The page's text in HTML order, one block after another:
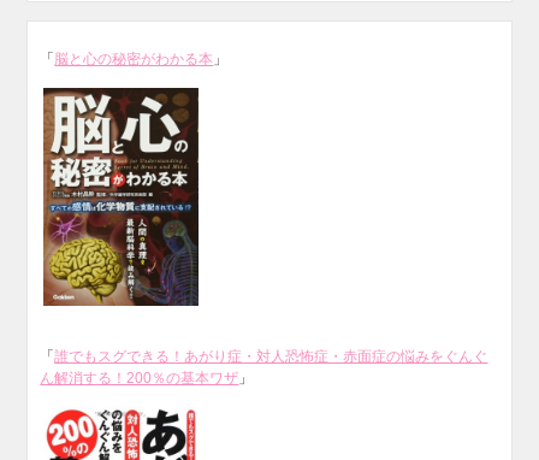
「 脳と心の秘密がわかる本 」
「誰でもスグできる！あがり症・対人恐怖症・赤面症の悩みをぐんぐ
ん解消する！200％の基本ワザ 」